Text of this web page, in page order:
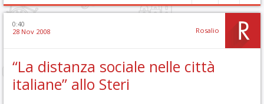
0:40
28 Nov 2008 Rosalio
“La distanza sociale nelle città
italiane” allo Steri